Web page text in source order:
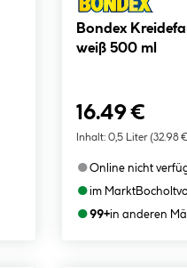
Bondex
weiß 500 ml
16.49 €
Inhalt: 0,5 Liter (32.98
●Online nicht
●im MarktBocholt
●99+in anderen